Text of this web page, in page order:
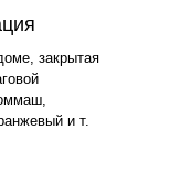
закрытая
и т.